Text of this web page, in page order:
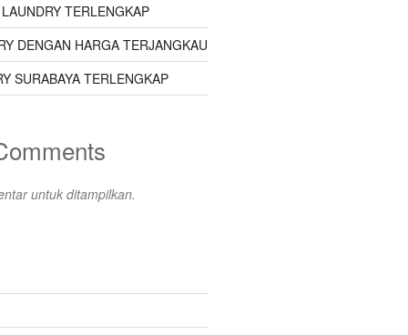
TERLENGKAP
DENGAN HARGA TERJANGKAU
SURABAYA TERLENGKAP
untuk ditampilkan.